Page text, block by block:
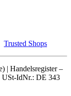
Trusted Shops
| Handelsregister –
USt-IdNr.: DE 343